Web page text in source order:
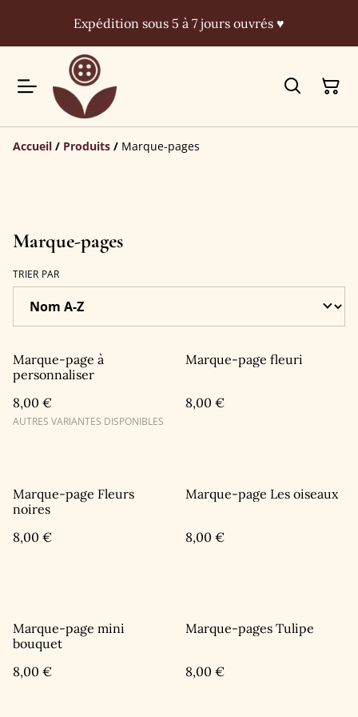
Expédition sous 5 à 7 jours ouvrés ♥
Accueil / Produits / Marque-pages
Marque-pages
TRIER PAR
Marque-page à
personnaliser
8,00 €
AUTRES VARIANTES DISPONIBLES
Marque-page fleuri
8,00 €
Marque-page Fleurs
noires
8,00 €
Marque-page Les oiseaux
8,00 €
Marque-page mini
bouquet
8,00 €
Marque-pages Tulipe
8,00 €